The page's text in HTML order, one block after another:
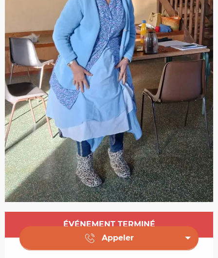
Ouverture et coordonnées
ÉVÉNEMENT TERMINÉ
Appeler